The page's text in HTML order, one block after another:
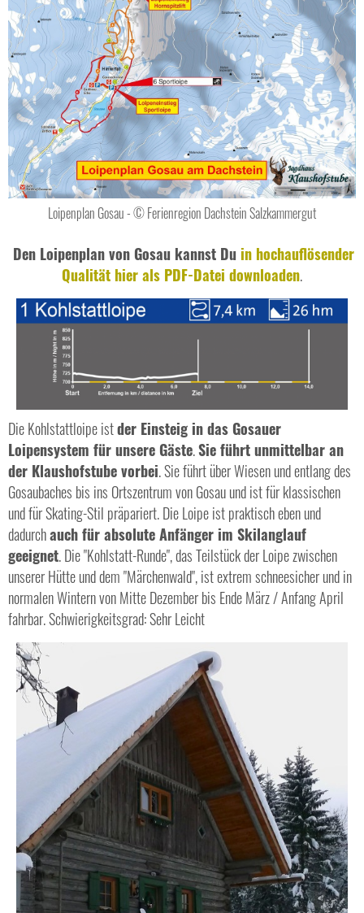
Loipenplan Gosau - © Ferienregion Dachstein Salzkammergut
Den Loipenplan von Gosau kannst Du in hochauflösender
Qualität hier als PDF-Datei downloaden.
Die Kohlstattloipe istder Einsteig in das Gosauer
Loipensystem für unsere Gäste.Sie führt unmittelbar an
der Klaushofstube vorbei. Sie führt über Wiesen und entlang des
Gosaubaches bis ins Ortszentrum von Gosau und ist für klassischen
und für Skating-Stil präpariert. Die Loipe ist praktisch eben und
dadurchauch für absolute Anfänger im Skilanglauf
geeignet. Die "Kohlstatt-Runde", das Teilstück der Loipe zwischen
unserer Hütte und dem "Märchenwald", ist extrem schneesicher und in
normalen Wintern von Mitte Dezember bis Ende März / Anfang April
fahrbar. Schwierigkeitsgrad: Sehr Leicht